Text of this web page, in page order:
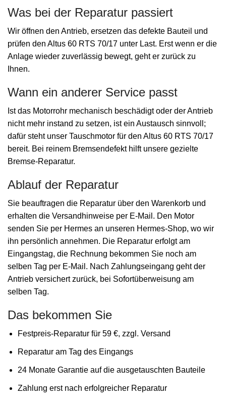
Was bei der Reparatur passiert
Wir öffnen den Antrieb, ersetzen das defekte Bauteil und
prüfen den Altus 60 RTS 70/17 unter Last. Erst wenn er die
Anlage wieder zuverlässig bewegt, geht er zurück zu
Ihnen.
Wann ein anderer Service passt
Ist das Motorrohr mechanisch beschädigt oder der Antrieb
nicht mehr instand zu setzen, ist ein Austausch sinnvoll;
dafür steht unser Tauschmotor für den Altus 60 RTS 70/17
bereit. Bei reinem Bremsendefekt hilft unsere gezielte
Bremse-Reparatur.
Ablauf der Reparatur
Sie beauftragen die Reparatur über den Warenkorb und
erhalten die Versandhinweise per E-Mail. Den Motor
senden Sie per Hermes an unseren Hermes-Shop, wo wir
ihn persönlich annehmen. Die Reparatur erfolgt am
Eingangstag, die Rechnung bekommen Sie noch am
selben Tag per E-Mail. Nach Zahlungseingang geht der
Antrieb versichert zurück, bei Sofortüberweisung am
selben Tag.
Das bekommen Sie
Festpreis-Reparatur für 59 €, zzgl. Versand
Reparatur am Tag des Eingangs
24 Monate Garantie auf die ausgetauschten Bauteile
Zahlung erst nach erfolgreicher Reparatur